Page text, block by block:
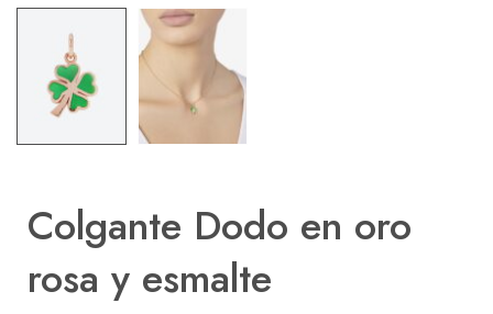
Colgante Dodo en oro
rosa y esmalte